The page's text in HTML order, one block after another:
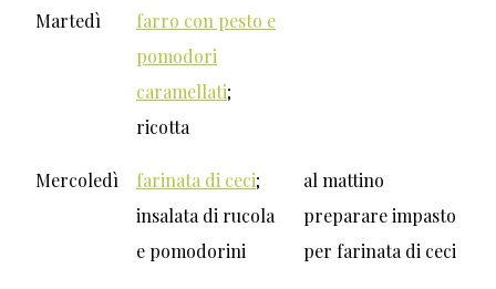
Martedì
farro con pesto e
pomodori
caramellati;
ricotta
Mercoledì farinata di ceci;
insalata di rucola
e pomodorini
al mattino
preparare impasto
per farinata di ceci